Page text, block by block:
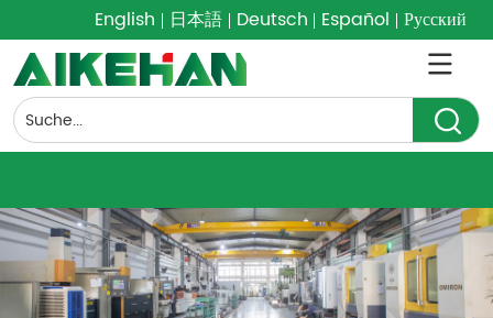
English 日本語 Deutsch Español Русский